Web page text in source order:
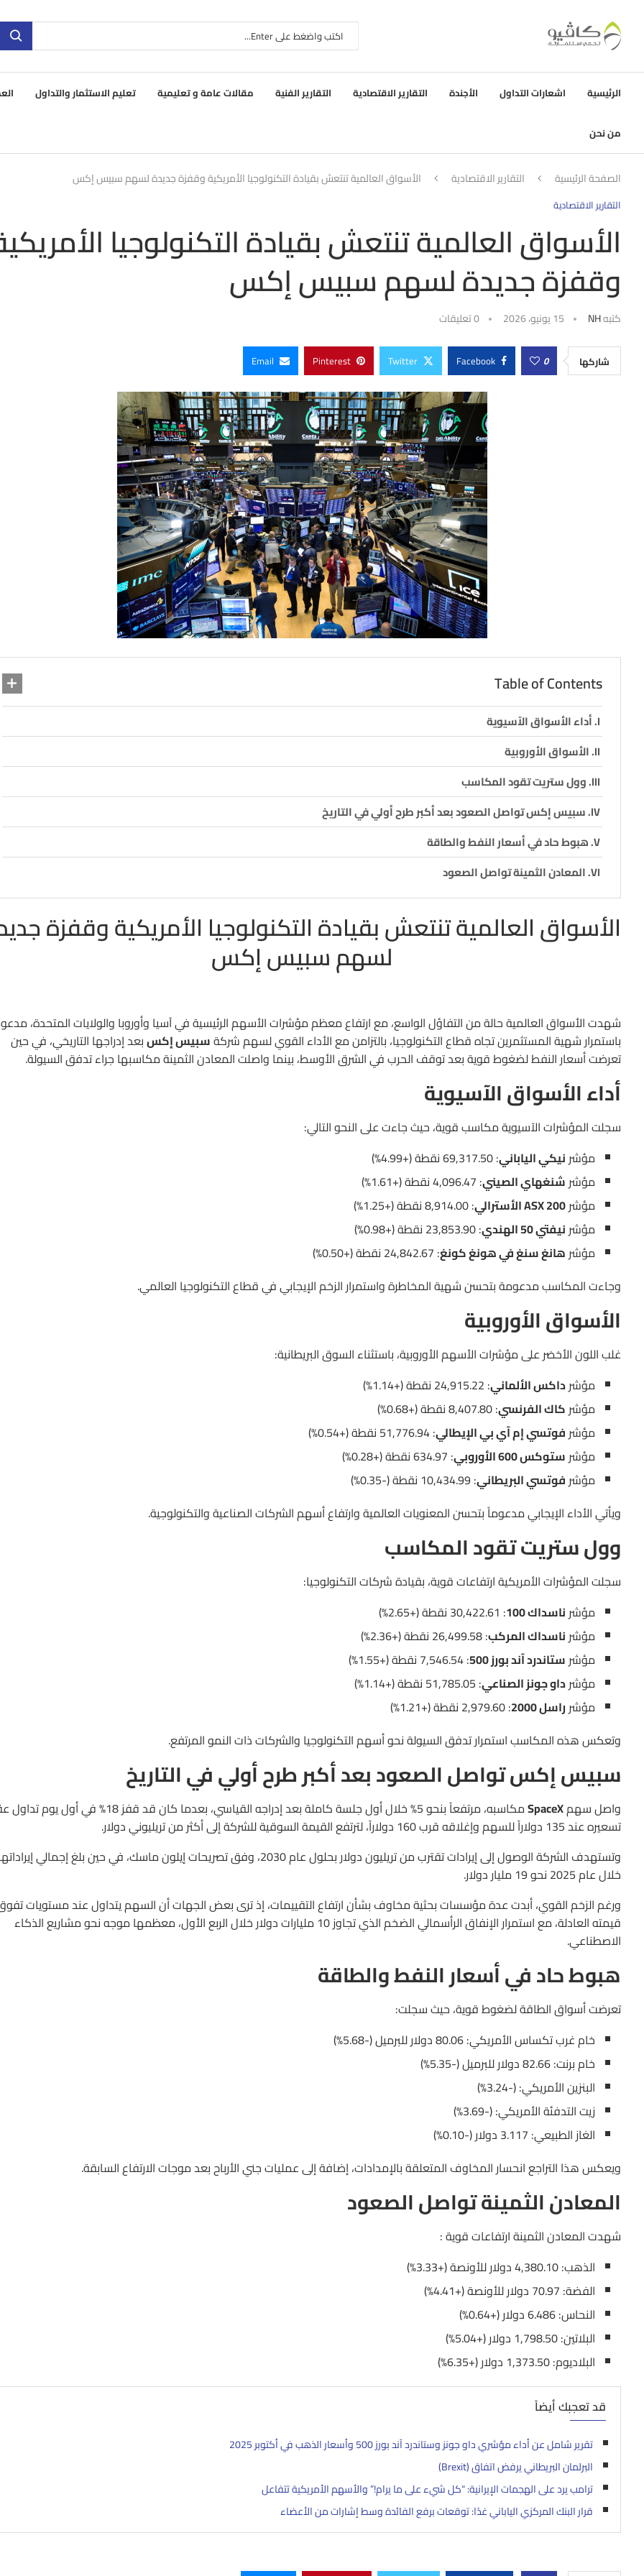
الرئيسية اشعارات التداول الأجندة التقارير الاقتصادية التقارير الفنية مقالات عامة و تعليمية تعليم الاستثمار والتداول
من نحن
الصفحة الرئيسية التقارير الاقتصادية الأسواق العالمية تنتعش بقيادة التكنولوجيا الأمريكية وقفزة جديدة لسهم سبيس إكس
التقارير الاقتصادية
الأسواق العالمية تنتعش بقيادة التكنولوجيا
وقفزة جديدة لسهم سبيس إكس
كتبهNH 15 يونيو، 2026 0 تعليقات
شاركها 0
Facebook
Twitter
Pinterest
Email
Table of Contents
أداء الأسواق الآسيوية
الأسواق الأوروبية
وول ستريت تقود المكاسب
سبيس إكس تواصل الصعود بعد أكبر طرح أولي في التاريخ
هبوط حاد في أسعار النفط والطاقة
المعادن الثمينة تواصل الصعود
الأسواق العالمية تنتعش بقيادة التكنولوجيا الأمريكية وقفزة
لسهم سبيس إكس
شهدت الأسواق العالمية حالة من التفاؤل الواسع، مع ارتفاع معظم مؤشرات الأسهم الرئيسية في آسيا وأوروبا والولايات المتحدة،
باستمرار شهية المستثمرين تجاه قطاع التكنولوجيا، بالتزامن مع الأداء القوي لسهم شركةسبيس إكسبعد إدراجها التاريخي، في حين
تعرضت أسعار النفط لضغوط قوية بعد توقف الحرب في الشرق الأوسط، بينما واصلت المعادن الثمينة مكاسبها جراء تدفق السيولة.
أداء الأسواق الآسيوية
سجلت المؤشرات الآسيوية مكاسب قوية، حيث جاءت على النحو التالي:
مؤشرنيكي الياباني: 69,317.50 نقطة (+4.99%)
مؤشرشنغهاي الصيني: 4,096.47 نقطة (+1.61%)
مؤشرASX 200 الأسترالي
: 8,914.00 نقطة (+1.25%)
مؤشرنيفتي 50 الهندي
: 23,853.90 نقطة (+0.98%)
مؤشرهانغ سنغ في هونغ كونغ: 24,842.67 نقطة (+0.50%)
وجاءت المكاسب مدعومة بتحسن شهية المخاطرة واستمرار الزخم الإيجابي في قطاع التكنولوجيا العالمي.
الأسواق الأوروبية
غلب اللون الأخضر على مؤشرات الأسهم الأوروبية، باستثناء السوق البريطانية:
مؤشرداكس الألماني: 24,915.22 نقطة (+1.14%)
مؤشركاك الفرنسي: 8,407.80 نقطة (+0.68%)
مؤشرفوتسي إم آي بي الإيطالي: 51,776.94 نقطة (+0.54%)
مؤشرستوكس 600 الأوروبي
: 634.97 نقطة (+0.28%)
مؤشرفوتسي البريطاني: 10,434.99 نقطة (-0.35%)
ويأتي الأداء الإيجابي مدعوماً بتحسن المعنويات العالمية وارتفاع أسهم الشركات الصناعية والتكنولوجية.
وول ستريت تقود المكاسب
سجلت المؤشرات الأمريكية ارتفاعات قوية، بقيادة شركات التكنولوجيا:
مؤشرناسداك 100
: 30,422.61 نقطة (+2.65%)
مؤشرناسداك المركب: 26,499.58 نقطة (+2.36%)
مؤشرستاندرد آند بورز 500
: 7,546.54 نقطة (+1.55%)
مؤشرداو جونز الصناعي: 51,785.05 نقطة (+1.14%)
مؤشرراسل 2000
: 2,979.60 نقطة (+1.21%)
وتعكس هذه المكاسب استمرار تدفق السيولة نحو أسهم التكنولوجيا والشركات ذات النمو المرتفع.
سبيس إكس تواصل الصعود بعد أكبر طرح أولي في التاريخ
واصل سهمSpaceX
مكاسبه، مرتفعاً بنحو 5% خلال أول جلسة كاملة بعد إدراجه القياسي، بعدما كان قد قفز 18% في
تسعيره عند 135 دولاراً للسهم وإغلاقه قرب 160 دولاراً، لترتفع القيمة السوقية للشركة إلى أكثر من تريليوني دولار.
وتستهدف الشركة الوصول إلى إيرادات تقترب من تريليون دولار بحلول عام 2030، وفق تصريحات إيلون ماسك، في حين بلغ إجمالي
خلال عام 2025 نحو 19 مليار دولار.
ورغم الزخم القوي، أبدت عدة مؤسسات بحثية مخاوف بشأن ارتفاع التقييمات، إذ ترى بعض الجهات أن السهم يتداول عند مستويات
قيمته العادلة، مع استمرار الإنفاق الرأسمالي الضخم الذي تجاوز 10 مليارات دولار خلال الربع الأول، معظمها موجه نحو مشاريع الذكاء
الاصطناعي.
هبوط حاد في أسعار النفط والطاقة
تعرضت أسواق الطاقة لضغوط قوية، حيث سجلت:
خام غرب تكساس الأمريكي: 80.06 دولار للبرميل (-5.68%)
خام برنت: 82.66 دولار للبرميل (-5.35%)
البنزين الأمريكي: (-3.24%)
زيت التدفئة الأمريكي: (-3.69%)
الغاز الطبيعي: 3.117 دولار (-0.10%)
ويعكس هذا التراجع انحسار المخاوف المتعلقة بالإمدادات، إضافة إلى عمليات جني الأرباح بعد موجات الارتفاع السابقة.
المعادن الثمينة تواصل الصعود
شهدت المعادن الثمينة ارتفاعات قوية :
الذهب: 4,380.10 دولار للأونصة (+3.33%)
الفضة: 70.97 دولار للأونصة (+4.41%)
النحاس: 6.486 دولار (+0.64%)
البلاتين: 1,798.50 دولار (+5.04%)
البلاديوم: 1,373.50 دولار (+6.35%)
قد تعجبك أيضاً
تقرير شامل عن أداء مؤشري داو جونز وستاندرد آند بورز 500 وأسعار الذهب في أكتوبر 2025
البرلمان البريطاني يرفض اتفاق (Brexit)
ترامب يرد على الهجمات الإيرانية: “كل شيء على ما يرام!” والأسهم الأمريكية تتفاعل
قرار البنك المركزي الياباني غدًا: توقعات برفع الفائدة وسط إشارات من الأعضاء